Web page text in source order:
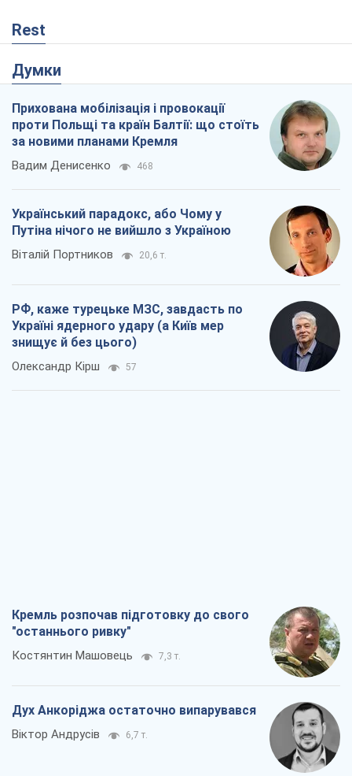
Rest
Думки
Прихована мобілізація і провокації
проти Польщі та країн Балтії: що стоїть
за новими планами Кремля
Вадим Денисенко 468
Український парадокс, або Чому у
Путіна нічого не вийшло з Україною
Віталій Портников 20,6 т.
РФ, каже турецьке МЗС, завдасть по
Україні ядерного удару (а Київ мер
знищує й без цього)
Олександр Кірш 57
Кремль розпочав підготовку до свого
"останнього ривку"
Костянтин Машовець 7,3 т.
Дух Анкоріджа остаточно випарувався
Віктор Андрусів 6,7 т.